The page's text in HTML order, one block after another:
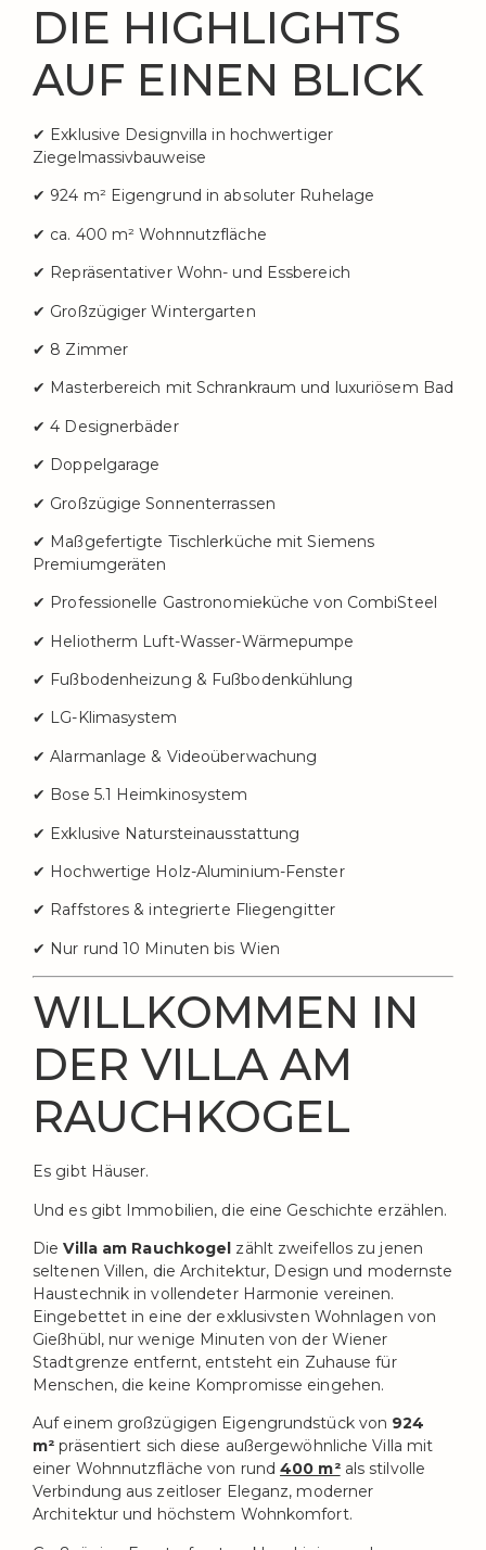
DIE HIGHLIGHTS
AUF EINEN BLICK
✔ Exklusive Designvilla in hochwertiger
Ziegelmassivbauweise
✔ 924 m² Eigengrund in absoluter Ruhelage
✔ ca. 400 m² Wohnnutzfläche
✔ Repräsentativer Wohn- und Essbereich
✔ Großzügiger Wintergarten
✔ 8 Zimmer
✔ Masterbereich mit Schrankraum und luxuriösem Bad
✔ 4 Designerbäder
✔ Doppelgarage
✔ Großzügige Sonnenterrassen
✔ Maßgefertigte Tischlerküche mit Siemens
Premiumgeräten
✔ Professionelle Gastronomieküche von CombiSteel
✔ Heliotherm Luft-Wasser-Wärmepumpe
✔ Fußbodenheizung & Fußbodenkühlung
✔ LG-Klimasystem
✔ Alarmanlage & Videoüberwachung
✔ Bose 5.1 Heimkinosystem
✔ Exklusive Natursteinausstattung
✔ Hochwertige Holz-Aluminium-Fenster
✔ Raffstores & integrierte Fliegengitter
✔ Nur rund 10 Minuten bis Wien
WILLKOMMEN IN
DER VILLA AM
RAUCHKOGEL
Es gibt Häuser.
Und es gibt Immobilien, die eine Geschichte erzählen.
Die Villa am Rauchkogel zählt zweifellos zu jenen
seltenen Villen, die Architektur, Design und modernste
Haustechnik in vollendeter Harmonie vereinen.
Eingebettet in eine der exklusivsten Wohnlagen von
Gießhübl, nur wenige Minuten von der Wiener
Stadtgrenze entfernt, entsteht ein Zuhause für
Menschen, die keine Kompromisse eingehen.
Auf einem großzügigen Eigengrundstück von 924
m² präsentiert sich diese außergewöhnliche Villa mit
einer Wohnnutzfläche von rund400 m²als stilvolle
Verbindung aus zeitloser Eleganz, moderner
Architektur und höchstem Wohnkomfort.